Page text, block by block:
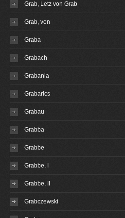
Grab, Letz von Grab
Grab, von
Graba
Grabach
Grabania
Grabarics
Grabau
Grabba
Grabbe
Grabbe, I
Grabbe, II
Grabczewski